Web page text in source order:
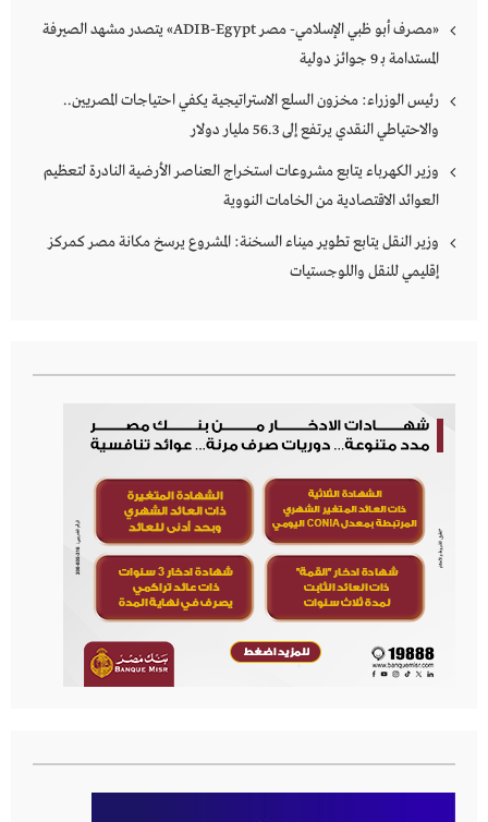
«مصرف أبو ظبي الإسلامي- مصر ADIB-Egypt» يتصدر مشهد الصيرفة
المستدامة بـ 9 جوائز دولية
رئيس الوزراء: مخزون السلع الاستراتيجية يكفي احتياجات المصريين..
والاحتياطي النقدي يرتفع إلى 56.3 مليار دولار
وزير الكهرباء يتابع مشروعات استخراج العناصر الأرضية النادرة لتعظيم
العوائد الاقتصادية من الخامات النووية
وزير النقل يتابع تطوير ميناء السخنة: المشروع يرسخ مكانة مصر كمركز
إقليمي للنقل واللوجستيات